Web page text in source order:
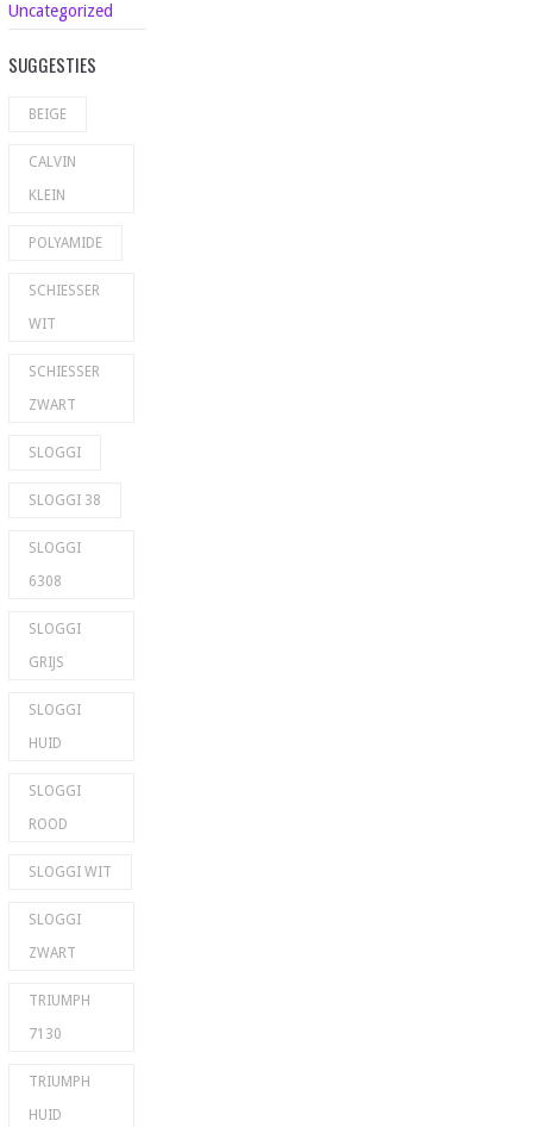
Uncategorized
SUGGESTIES
BEIGE
CALVIN
KLEIN
POLYAMIDE
SCHIESSER
WIT
SCHIESSER
ZWART
SLOGGI
SLOGGI 38
SLOGGI
6308
SLOGGI
GRIJS
SLOGGI
HUID
SLOGGI
ROOD
SLOGGI WIT
SLOGGI
ZWART
TRIUMPH
7130
TRIUMPH
HUID